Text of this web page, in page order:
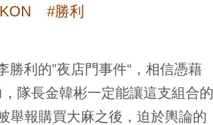
#勝利
利的”夜店門事件“，相信憑藉
隊長金韓彬一定能讓這支組合的
舉報購買大麻之後，迫於輿論的